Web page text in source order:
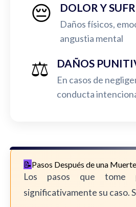
😔 DOLOR Y
Daños físicos,
angustia mental
⚖️ DAÑOS
En casos de
conducta
Pasos Después de una
Los pasos que tome
significativamente su caso.